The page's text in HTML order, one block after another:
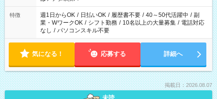
特徴 週1日からOK / 日払いOK / 履歴書不要 / 40～50代活躍中 / 副
業・WワークOK / シフト勤務 / 10名以上の大量募集 / 電話対応
なし / パソコンスキル不要
気になる！ 応募する 詳細へ
掲載日：2026.08.07